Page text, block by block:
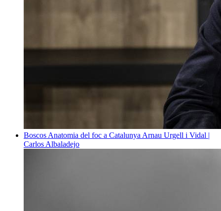
Boscos Anatomia del foc a Catalunya Arnau Urgell i Vidal |
Carlos Albaladejo